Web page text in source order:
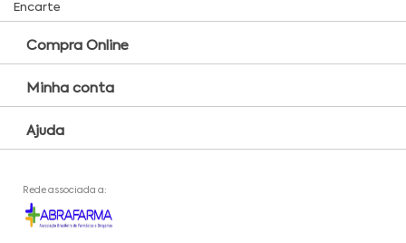
Encarte
Compra Online
Minha conta
Ajuda
Rede associada a: